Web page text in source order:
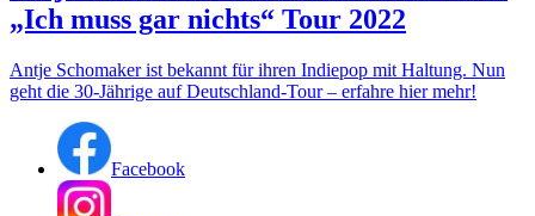
„Ich muss gar nichts“ Tour 2022
Antje Schomaker ist bekannt für ihren Indiepop mit Haltung. Nun
geht die 30-Jährige auf Deutschland-Tour – erfahre hier mehr!
Facebook